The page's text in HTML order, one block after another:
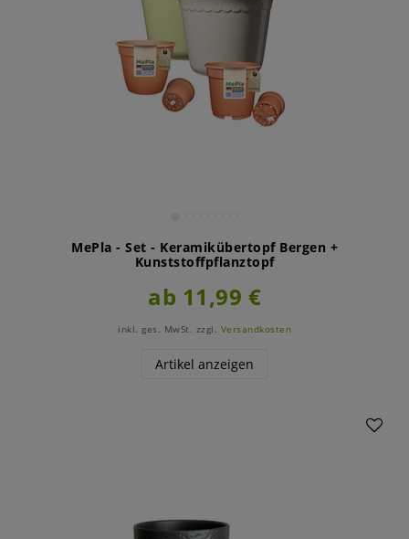
MePla - Set - Keramikübertopf Bergen +
Kunststoffpflanztopf
ab 11,99 €
inkl. ges. MwSt. zzgl. Versandkosten
Artikel anzeigen